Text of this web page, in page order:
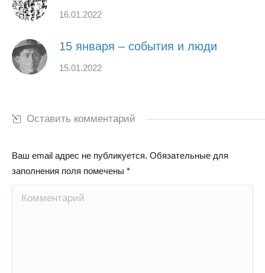
16.01.2022
15 января – события и люди
15.01.2022
Оставить комментарий
Ваш email адрес не публикуется. Обязательные для
заполнения поля помечены *
Комментарий